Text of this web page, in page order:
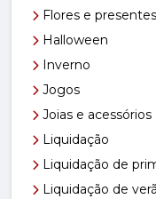
Flores e presentes
Halloween
Inverno
Jogos
Joias e acessórios
Liquidação
Liquidação de
Liquidação de